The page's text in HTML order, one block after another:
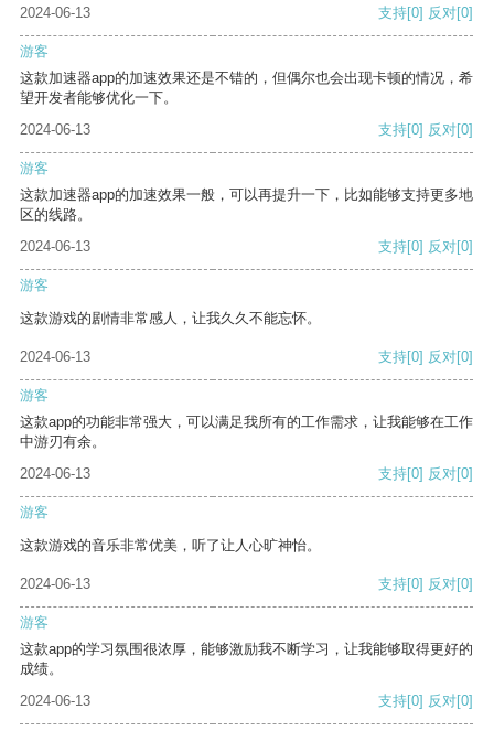
2024-06-13
支持[0] 反对[0]
游客
这款加速器app的加速效果还是不错的，但偶尔也会出现卡顿的情况，希
望开发者能够优化一下。
2024-06-13
支持[0] 反对[0]
游客
这款加速器app的加速效果一般，可以再提升一下，比如能够支持更多地
区的线路。
2024-06-13
支持[0] 反对[0]
游客
这款游戏的剧情非常感人，让我久久不能忘怀。
2024-06-13 支持[0] 反对[0]
游客
这款app的功能非常强大，可以满足我所有的工作需求，让我能够在工作
中游刃有余。
2024-06-13
支持[0] 反对[0]
游客
这款游戏的音乐非常优美，听了让人心旷神怡。
2024-06-13 支持[0] 反对[0]
游客
这款app的学习氛围很浓厚，能够激励我不断学习，让我能够取得更好的
成绩。
2024-06-13
支持[0] 反对[0]